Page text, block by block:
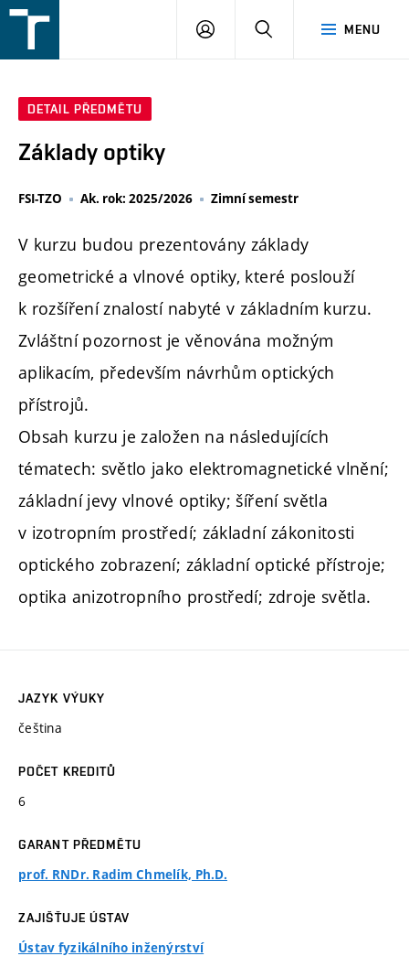
v
MENU
PŘIHLÁŠENÍ
DETAIL PŘEDMĚTU
Základy optiky
FSI-TZO Ak. rok: 2025/2026 Zimní semestr
V kurzu budou prezentovány základy
geometrické a vlnové optiky, které poslouží
k rozšíření znalostí nabyté v základním kurzu.
Zvláštní pozornost je věnována možným
aplikacím, především návrhům optických
přístrojů.
Obsah kurzu je založen na následujících
tématech: světlo jako elektromagnetické vlnění;
základní jevy vlnové optiky; šíření světla
v izotropním prostředí; základní zákonitosti
optického zobrazení; základní optické přístroje;
optika anizotropního prostředí; zdroje světla.
JAZYK VÝUKY
čeština
POČET KREDITŮ
6
GARANT PŘEDMĚTU
prof. RNDr. Radim Chmelík, Ph.D.
ZAJIŠŤUJE ÚSTAV
Ústav fyzikálního inženýrství